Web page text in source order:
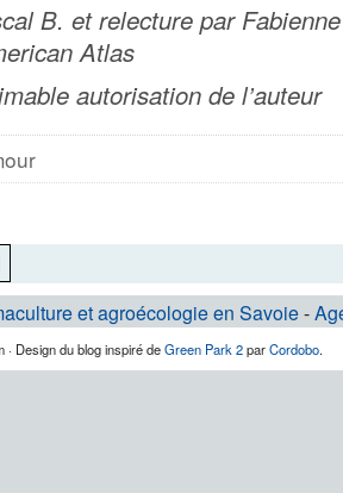
B. et relecture par
Atlas
autorisation de l’auteur
et agroécologie en Savoie-
Design du blog inspiré deGreen Park 2parCordobo.